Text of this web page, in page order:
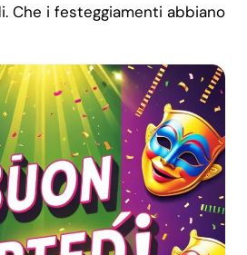
Che i festeggiamenti abbiano